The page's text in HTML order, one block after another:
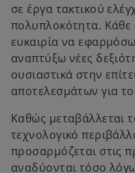
σε έργα τακτικού
πολυπλοκότητα. Κάθε
ευκαιρία να
αναπτύξω νέες
ουσιαστικά στην
αποτελεσμάτων για
Καθώς μεταβάλλεται
τεχνολογικό
προσαρμόζεται στις
αναδύονται τόσο